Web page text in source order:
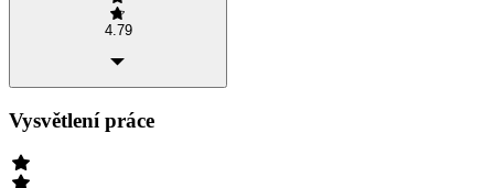
4.79
Vysvětlení práce